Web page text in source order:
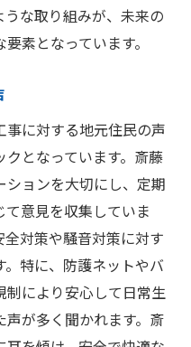
な取り組みが、未来の
素となっています。
に対する地元住民の声
となっています。斎藤
ョンを大切にし、定期
意見を収集していま
対策や騒音対策に対す
特に、防護ネットやバ
制により安心して日常生
が多く聞かれます。斎